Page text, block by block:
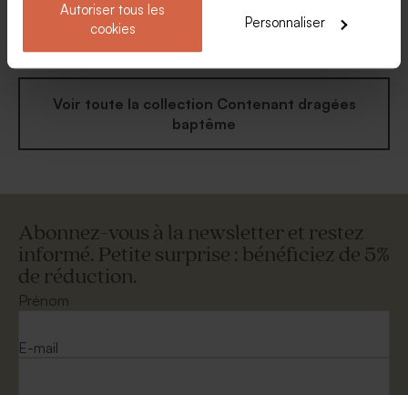
Autoriser tous les
cookies
Personnaliser
Etui à dragées naissance
élégant et sa photo
Contenant à dragées
baptême jolis lapins et photo
Voir toute la collection Contenant dragées
baptême
Abonnez-vous à la newsletter et restez
informé. Petite surprise : bénéficiez de 5%
de réduction.
Prénom
E-mail